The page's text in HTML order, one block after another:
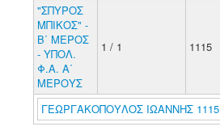
"ΣΠΥΡΟΣ
ΜΠΙΚΟΣ" -
Β΄ ΜΕΡΟΣ
- ΥΠΟΛ.
Φ.Α. Α΄
ΜΕΡΟΥΣ
1 / 1 1115
ΓΕΩΡΓΑΚΟΠΟΥΛΟΣ ΙΩΑΝΝΗΣ 1115